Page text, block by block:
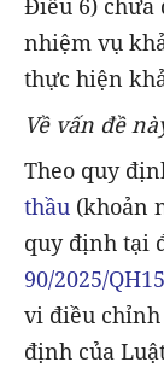
Điều 6) chưa
nhiệm vụ
thực hiện
Về vấn đề
Theo quy
thầu (khoản
quy định tại
90/2025/QH15
vi điều
định của